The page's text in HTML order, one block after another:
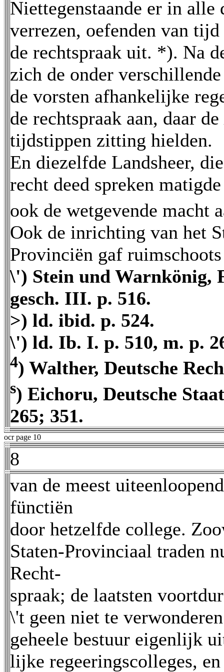
Niettegenstaande er in alle
verrezen, oefenden van
de rechtspraak uit. *). Na
zich de onder
de vorsten afhankelijke
de rechtspraak aan, daar de
tijdstippen zitting hielden.
En diezelfde Landsheer,
recht deed spreken
ook de wetgevende macht
Ook de inrichting van het
Provinciën gaf
\') Stein und Warnkönig,
gesch. III. p. 516.
>) ld. ibid. p. 524.
\') ld. Ib. I. p. 510, m. p.
4) Walther, Deutsche
s) Eichoru, Deutsche
265; 351.
ocr page 10
8
van de meest
fünctiën
door hetzelfde college.
Staten-Provinciaal traden
Recht-
spraak; de laatsten
\'t geen niet te
geheele bestuur eigenlijk
lijke regeeringscolleges,